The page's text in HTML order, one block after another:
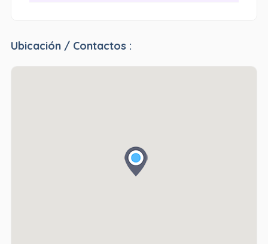
Ubicación / Contactos :